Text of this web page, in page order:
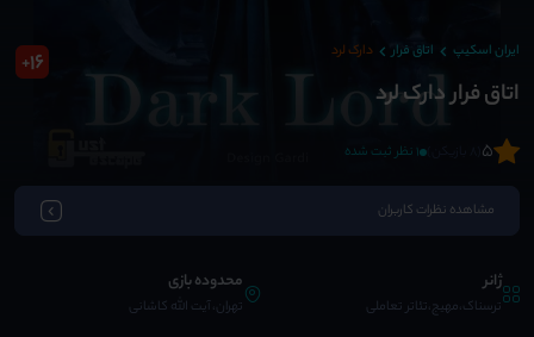
ایران اسکیپ اتاق فرار دارک لرد
اتاق فرار دارک لرد
16
+
5 1 نظر ثبت شده
مشاهده نظرات کاربران
ژانر
ترسناک،مهیج،تئاتر تعاملی
محدوده بازی
تهران، آیت الله کاشانی